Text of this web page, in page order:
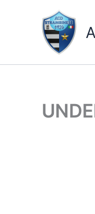
contenuto